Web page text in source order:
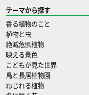
テーマから探す
香る植物のこと
植物と虫
絶滅危惧植物
映える景色
こどもが見た世界
鳥と長居植物園
ねじれる植物